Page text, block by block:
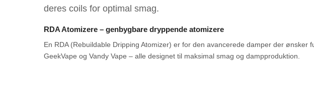
deres coils for optimal smag.
RDA Atomizere – genbygbare dryppende atomizere
En RDA (Rebuildable Dripping Atomizer) er for den avancerede damper der
GeekVape og Vandy Vape – alle designet til maksimal smag og dampproduktion.